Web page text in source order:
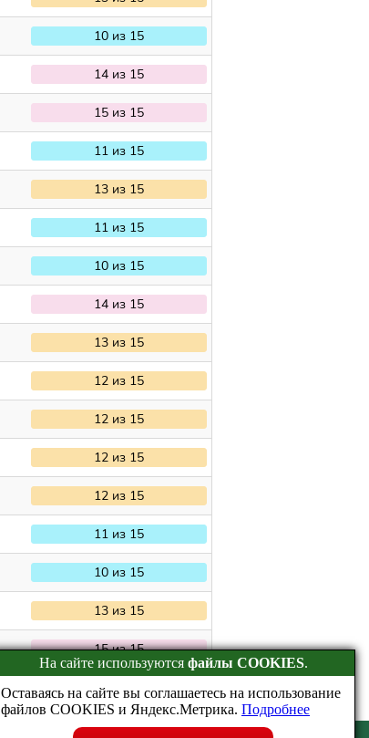
10 из 15
14 из 15
15 из 15
11 из 15
13 из 15
11 из 15
10 из 15
14 из 15
13 из 15
12 из 15
12 из 15
12 из 15
12 из 15
11 из 15
10 из 15
13 из 15
15 из 15
На сайте используются файлы COOKIES.
Оставаясь на сайте вы соглашаетесь на использование
файлов COOKIES и Яндекс.Метрика. Подробнее